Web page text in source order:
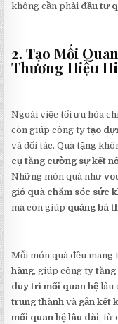
không cần phải đầu tư
2. Tạo Mối
Thương Hiệu
Ngoài việc tối ưu hóa
còn giúp công tytạo
và đối tác. Quà tặng
cụ tăng cường sự kết
Những món quà như
giỏ quà chăm sóc sức
mà còn giúp quảng bá
Mỗi món quà đều
hàng, giúp công tytăng
duy trì mối quan hệ lâu
trung thành và gắn kết
mối quan hệ lâu dài, từ